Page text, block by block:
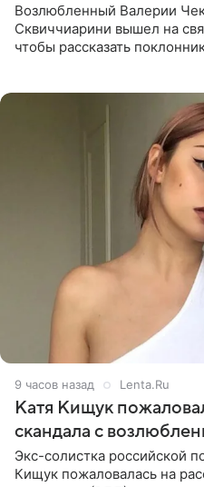
Возлюбленный Валерии
Сквиччиарини вышел на
чтобы рассказать
9 часов назад Lenta.Ru
Катя Кищук
скандала с
Экс-солистка российской
Кищук пожаловалась на